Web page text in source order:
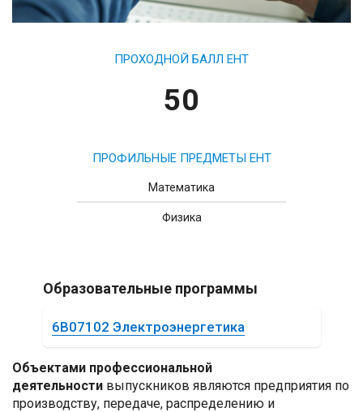
ПРОХОДНОЙ БАЛЛ ЕНТ
50
ПРОФИЛЬНЫЕ ПРЕДМЕТЫ ЕНТ
Математика
Физика
Образовательные программы
6B07102 Электроэнергетика
Объектами профессиональной
деятельности выпускников являются предприятия по
производству, передаче, распределению и